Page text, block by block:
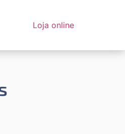
Loja online